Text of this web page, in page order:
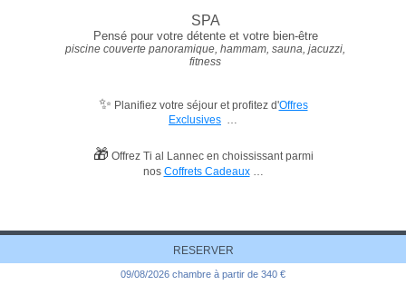
SPA
Pensé pour votre détente et votre bien-être
piscine couverte panoramique, hammam, sauna, jacuzzi,
fitness
✨ Planifiez votre séjour et profitez d'Offres
Exclusives …
🎁 Offrez Ti al Lannec en choississant parmi
nos Coffrets Cadeaux…
RESERVER
09/08/2026 chambre à partir de 340 €